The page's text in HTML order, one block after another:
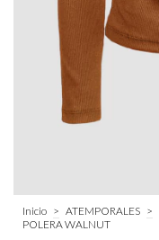
Inicio > ATEMPORALES >
POLERA WALNUT